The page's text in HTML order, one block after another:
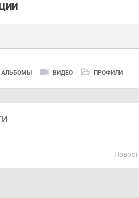
АЛЬБОМЫ ВИДЕО ПРОФИЛИ